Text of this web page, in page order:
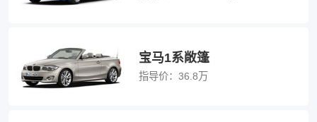
宝马1系敞篷
指导价： 36.8万